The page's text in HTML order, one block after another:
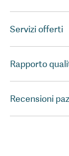
Servizi offerti
Rapporto
Recensioni